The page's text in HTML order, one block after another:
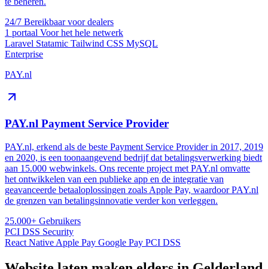
24/7 Bereikbaar voor dealers
1 portaal Voor het hele netwerk
Laravel Statamic Tailwind CSS MySQL
Enterprise
PAY.nl
PAY.nl Payment Service Provider
PAY.nl, erkend als de beste Payment Service Provider in 2017, 2019
en 2020, is een toonaangevend bedrijf dat betalingsverwerking biedt
aan 15.000 webwinkels. Ons recente project met PAY.nl omvatte
het ontwikkelen van een publieke app en de integratie van
geavanceerde betaaloplossingen zoals Apple Pay, waardoor PAY.nl
de grenzen van betalingsinnovatie verder kon verleggen.
25.000+ Gebruikers
PCI DSS Security
React Native Apple Pay Google Pay PCI DSS